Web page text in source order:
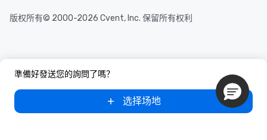
準備好發送您的詢問了嗎？
选择场地
版权所有© 2000-2026 Cvent, Inc. 保留所有权利